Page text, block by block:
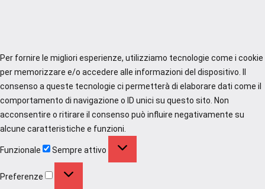
Per fornire le migliori esperienze, utilizziamo tecnologie come i cookie
per memorizzare e/o accedere alle informazioni del dispositivo. Il
consenso a queste tecnologie ci permetterà di elaborare dati come il
comportamento di navigazione o ID unici su questo sito. Non
acconsentire o ritirare il consenso può influire negativamente su
alcune caratteristiche e funzioni.
Funzionale Sempre attivo
Preferenze